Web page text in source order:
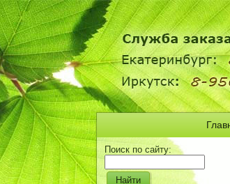
Поиск по сайту: